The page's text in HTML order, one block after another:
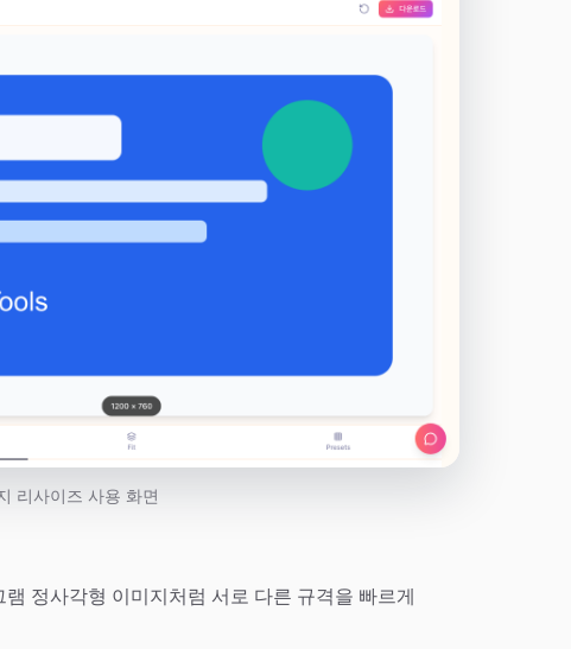
리사이즈 사용 화면
정사각형 이미지처럼 서로 다른 규격을 빠르게